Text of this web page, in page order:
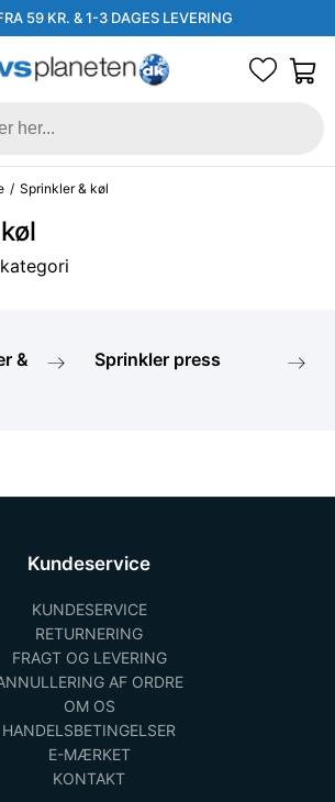
59 KR. & 1-3 DAGES LEVERING
/ Sprinkler & køl
&
Sprinkler press
Kundeservice
KUNDESERVICE
RETURNERING
FRAGT OG LEVERING
AF ORDRE
OM OS
HANDELSBETINGELSER
E-MÆRKET
KONTAKT